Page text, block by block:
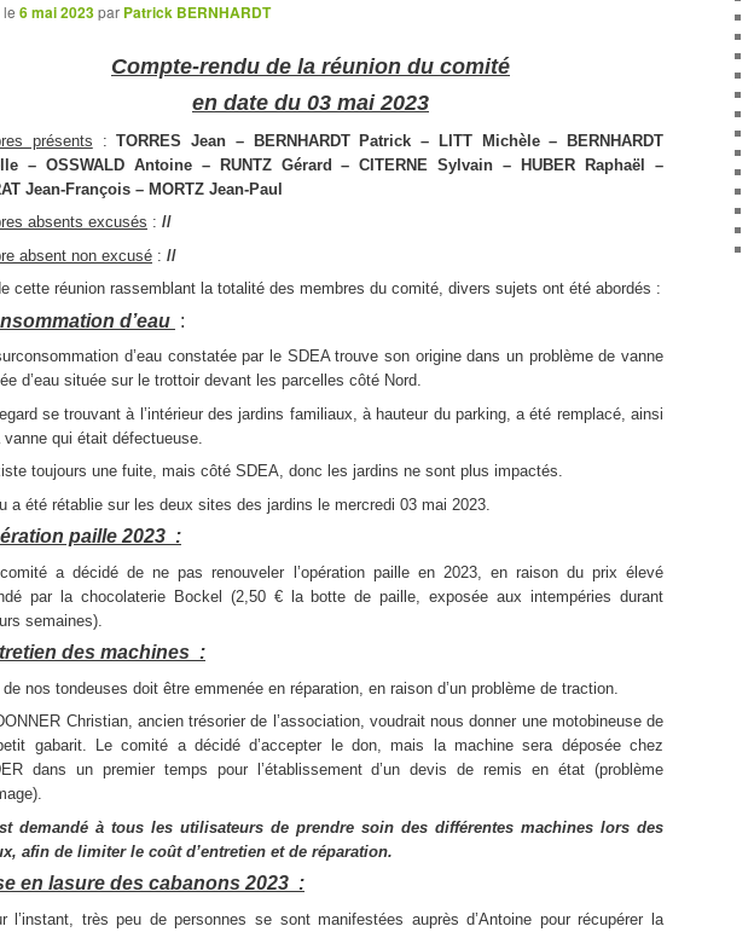
le 6 mai 2023par Patrick BERNHARDT
Compte-rendu de la réunion du comité
en date du 03 mai 2023
présents :TORRES Jean – BERNHARDT Patrick – LITT Michèle – BERNHARDT
– OSSWALD Antoine – RUNTZ Gérard – CITERNE Sylvain – HUBER Raphaël –
Jean-François – MORTZ Jean-Paul
absents excusés : //
absent non excusé : //
cette réunion rassemblant la totalité des membres du comité, divers sujets ont été abordés :
d’eau :
d’eau constatée par le SDEA trouve son origine dans un problème de vanne
d’eau située sur le trottoir devant les parcelles côté Nord.
se trouvant à l’intérieur des jardins familiaux, à hauteur du parking, a été remplacé, ainsi
vanne qui était défectueuse.
toujours une fuite, mais côté SDEA, donc les jardins ne sont plus impactés.
a été rétablie sur les deux sites des jardins le mercredi 03 mai 2023.
paille 2023 :
a décidé de ne pas renouveler l’opération paille en 2023, en raison du prix élevé
par la chocolaterie Bockel (2,50 € la botte de paille, exposée aux intempéries durant
semaines).
des machines :
nos tondeuses doit être emmenée en réparation, en raison d’un problème de traction.
Christian, ancien trésorier de l’association, voudrait nous donner une motobineuse de
gabarit. Le comité a décidé d’accepter le don, mais la machine sera déposée chez
dans un premier temps pour l’établissement d’un devis de remis en état (problème
demandé à tous les utilisateurs de prendre soin des différentes machines lors des
afin de limiter le coût d’entretien et de réparation.
en lasure des cabanons 2023 :
l’instant, très peu de personnes se sont manifestées auprès d’Antoine pour récupérer la